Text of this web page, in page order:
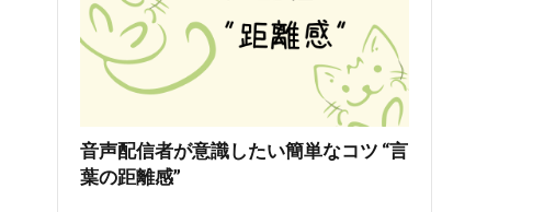
音声配信者が意識したい簡単なコツ “言
葉の距離感”